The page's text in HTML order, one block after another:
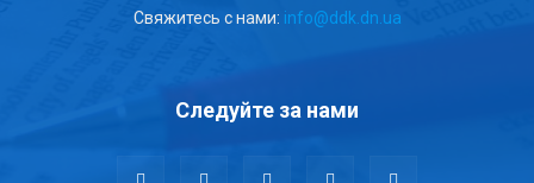
Свяжитесь с нами: info@ddk.dn.ua
Следуйте за нами